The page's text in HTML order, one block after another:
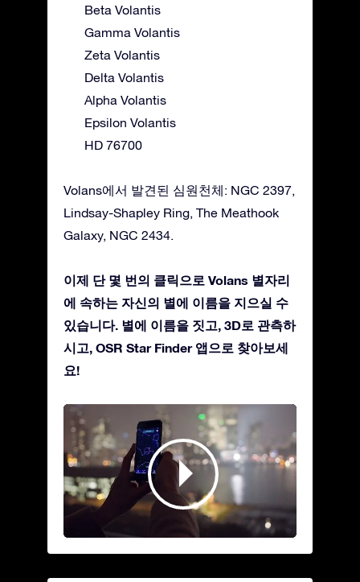
Beta Volantis
Gamma Volantis
Zeta Volantis
Delta Volantis
Alpha Volantis
Epsilon Volantis
HD 76700
Volans에서 발견된 심원천체: NGC 2397,
Lindsay-Shapley Ring, The Meathook
Galaxy, NGC 2434.
이제 단 몇 번의 클릭으로 Volans 별자리
에 속하는 자신의 별에 이름을 지으실 수
있습니다. 별에 이름을 짓고, 3D로 관측하
시고, OSR Star Finder 앱으로 찾아보세
요!